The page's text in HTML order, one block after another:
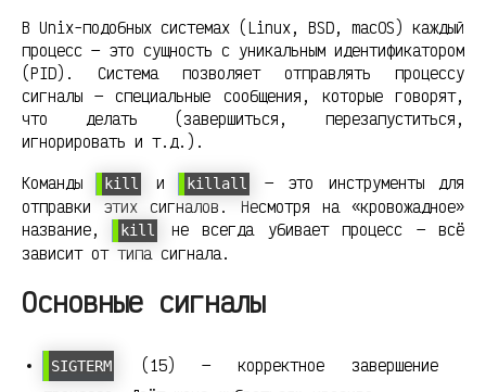
В Unix-подобных системах (Linux, BSD, macOS) каждый
процесс — это сущность с уникальным идентификатором
(PID). Система позволяет отправлять процессу
сигналы — специальные сообщения, которые говорят,
что делать (завершиться, перезапуститься,
игнорировать и т.д.).
Команды kill и killall
— это инструменты для
отправки этих сигналов. Несмотря на «кровожадное»
название,
kill
не всегда убивает процесс — всё
зависит от типа сигнала.
Основные сигналы
SIGTERM
(15) — корректное завершение